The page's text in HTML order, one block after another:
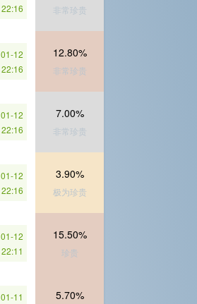
22:16
非常珍贵
01-12
22:16
12.80%
非常珍贵
01-12
22:16
7.00%
非常珍贵
01-12
22:16
3.90%
极为珍贵
01-12
22:11
15.50%
珍贵
01-11
5.70%